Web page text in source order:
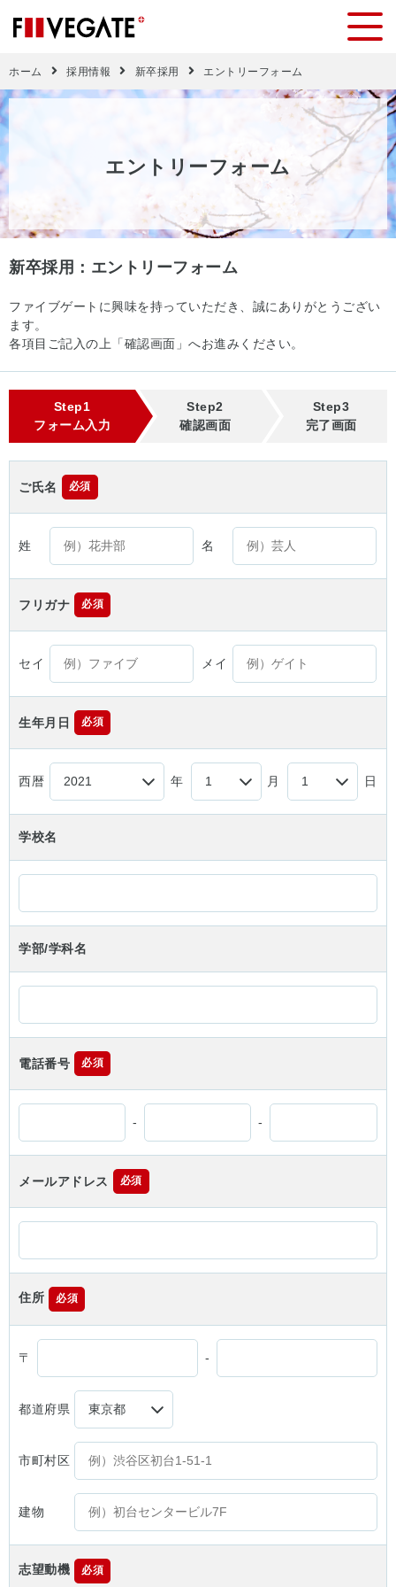
ホーム 採用情報 新卒採用 エントリーフォーム
エン ト リ ーフ ォーム
新卒採用：エントリーフォーム
ファイブゲートに興味を持っていただき、誠にありがとうござい
ます。
各項目ご記入の上「確認画面」へお進みください。
Step1
フォーム入力
Step2
確認画面
Step3
完了画面
ご氏名 必須
姓 名
フリガナ 必須
セイ メイ
生年月日 必須
西暦 年 月 日
学校名
学部/学科名
電話番号 必須
- -
メールアドレス 必須
住所 必須
〒 -
都道府県
市町村区
建物
志望動機 必須